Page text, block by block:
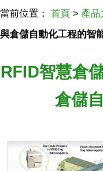
當前位置： 首頁 > 產品
與倉儲自動化工程的智
RFID智慧倉
倉儲